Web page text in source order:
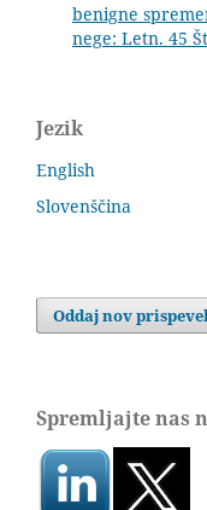
benigne
nege: Letn. 45
Jezik
English
Slovenščina
Oddaj nov
Spremljajte nas